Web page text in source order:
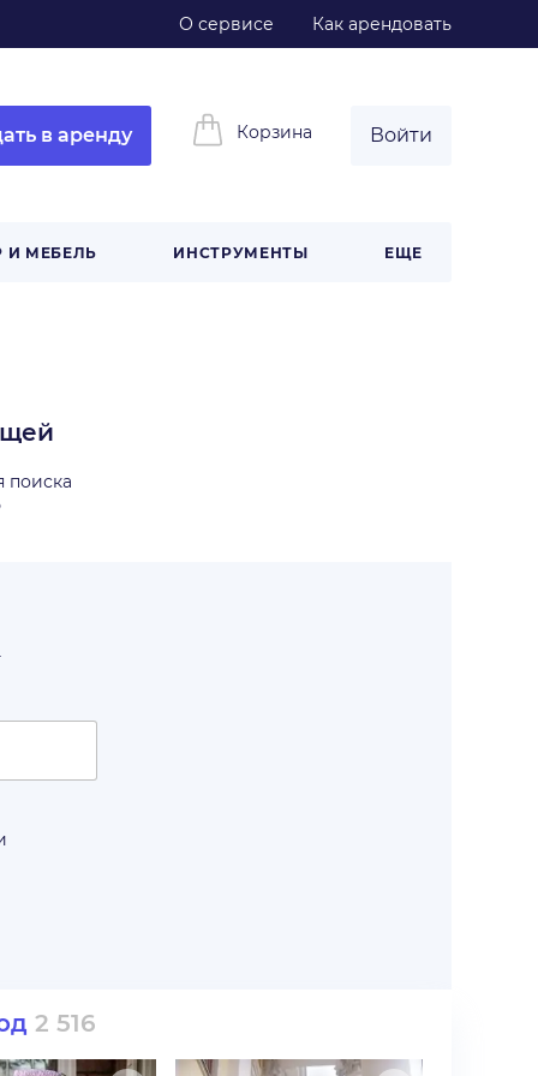
О сервисе Как арендовать
в аренду Корзина Войти
И МЕБЕЛЬ ИНСТРУМЕНТЫ ЕЩЕ
поиска
2 516